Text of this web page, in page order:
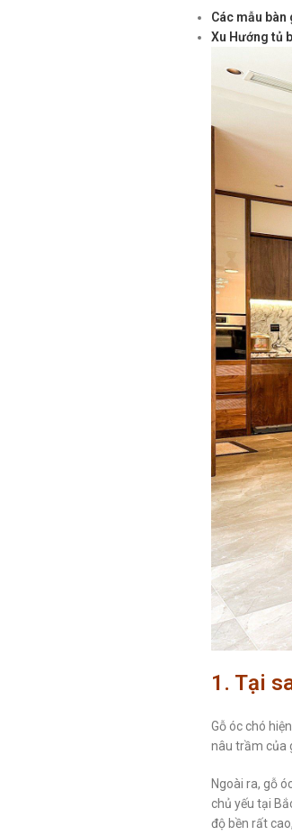
Các mẫu
Xu Hướng tủ
1. Tại
Gỗ óc chó
nâu trầm của
Ngoài ra, gỗ
chủ yếu tại
độ bền rất